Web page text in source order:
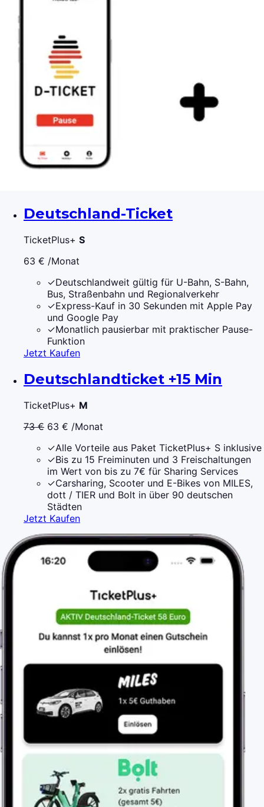
Deutschland-Ticket
TicketPlus+ S
63 € /Monat
✓Deutschlandweit gültig für U-Bahn, S-Bahn,
Bus, Straßenbahn und Regionalverkehr
✓Express-Kauf in 30 Sekunden mit Apple Pay
und Google Pay
✓Monatlich pausierbar mit praktischer Pause-
Funktion
Jetzt Kaufen
Deutschlandticket +15 Min
TicketPlus+ M
73 € 63 € /Monat
✓Alle Vorteile aus Paket TicketPlus+ S inklusive
✓Bis zu 15 Freiminuten und 3 Freischaltungen
im Wert von bis zu 7€ für Sharing Services
✓Carsharing, Scooter und E-Bikes von MILES,
dott / TIER und Bolt in über 90 deutschen
Städten
Jetzt Kaufen